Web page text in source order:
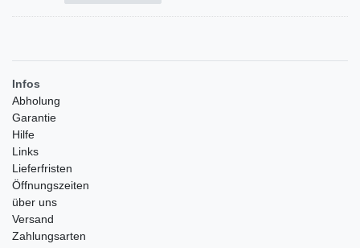
Infos
Abholung
Garantie
Hilfe
Links
Lieferfristen
Öffnungszeiten
über uns
Versand
Zahlungsarten